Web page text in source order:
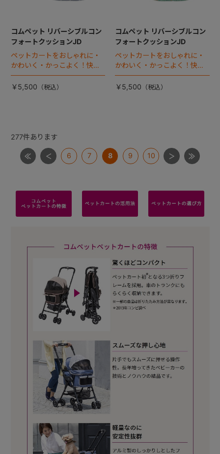
コムペット リバーシブルコン
フォートクッションJD
ペットカートをおしゃれに・
かわいく・かっこよく！快適
なペットカートライフをお届
け！かわいい新デザインで登
￥5,500
コムペット リバーシブルコン
フォートクッションJD
ペットカートをおしゃれに・
かわいく・かっこよく！快適
なペットカートライフをお届
け！かわいい新デザインで登
￥5,500
277件あります
6 7 8 9 10